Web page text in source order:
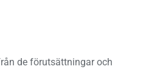
de förutsättningar och